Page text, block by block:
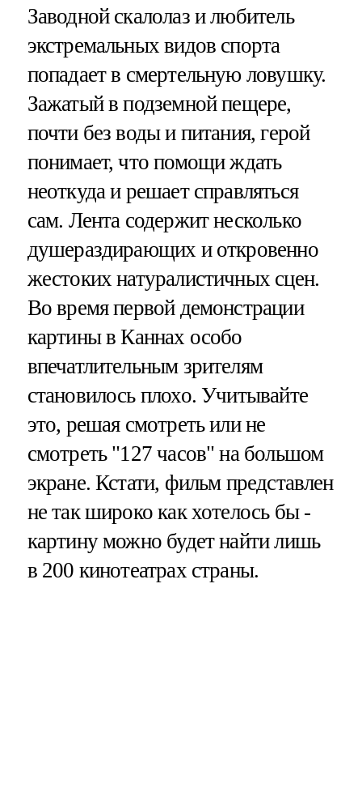
Заводной скалолаз и любитель
экстремальных видов спорта
попадает в смертельную ловушку.
Зажатый в подземной пещере,
почти без воды и питания, герой
понимает, что помощи ждать
неоткуда и решает справляться
сам. Лента содержит несколько
душераздирающих и откровенно
жестоких натуралистичных сцен.
Во время первой демонстрации
картины в Каннах особо
впечатлительным зрителям
становилось плохо. Учитывайте
это, решая смотреть или не
смотреть "127 часов" на большом
экране. Кстати, фильм представлен
не так широко как хотелось бы -
картину можно будет найти лишь
в 200 кинотеатрах страны.